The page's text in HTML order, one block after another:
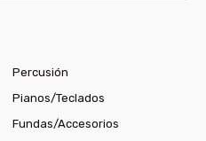
Percusión
Pianos/Teclados
Fundas/Accesorios